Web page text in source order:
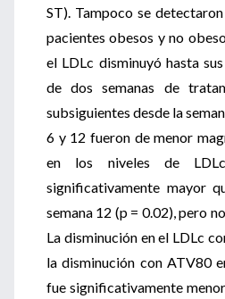
ST). Tampoco se
pacientes obesos y no
el LDLc disminuyó hasta
de dos semanas de
subsiguientes desde la
6 y 12 fueron de menor
en los niveles de
significativamente mayor
semana 12 (p = 0.02), pero
La disminución en el LDLc
la disminución con ATV80
fue significativamente